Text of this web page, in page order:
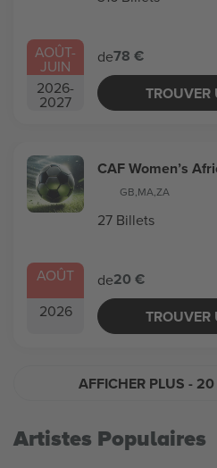
AOÛT-
JUIN
2026-
2027
de78 €
TROUVER
AOÛT
2026
CAF Women’s
GB,MA,ZA
27 Billets
de20 €
TROUVER
AFFICHER PLUS - 20
Artistes Populaires